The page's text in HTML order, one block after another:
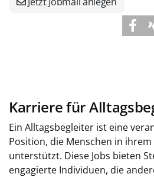
Karriere für
Ein Alltagsbegleiter ist eine
Position, die Menschen in
unterstützt. Diese Jobs bieten
engagierte Individuen, die